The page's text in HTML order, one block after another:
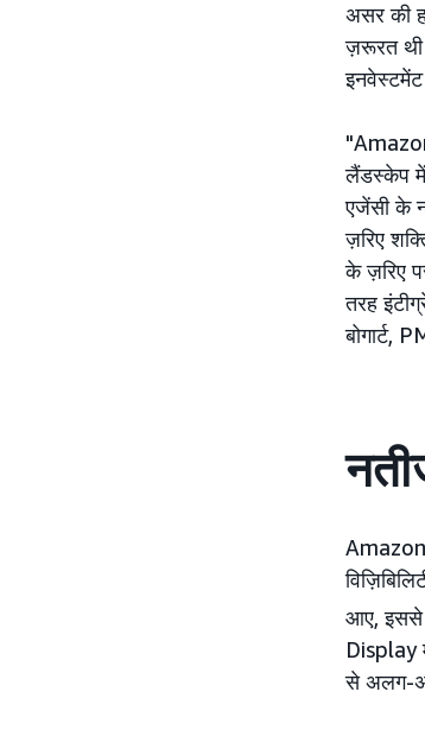
असर की
ज़रूरत थी
लैंडस्केप
एजेंसी के
ज़रिए
के ज़रिए
तरह
बोगार्ट,
Amazon
आए, इससे
Display
से अलग-